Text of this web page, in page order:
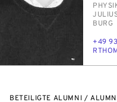
BURG
+49
E-
BETEILIGTE ALUMNI /